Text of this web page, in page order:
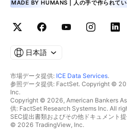
MADE BY HUMANS | 人の手で作られて
日本語
市場データ提供: ICE Data Services.
参照データ提供: FactSet. Copyright ©
Inc.
Copyright © 2026, American Bankers
供: FactSet Research Systems Inc. All
SEC提出書類およびその他ドキュメント
© 2026 TradingView, Inc.